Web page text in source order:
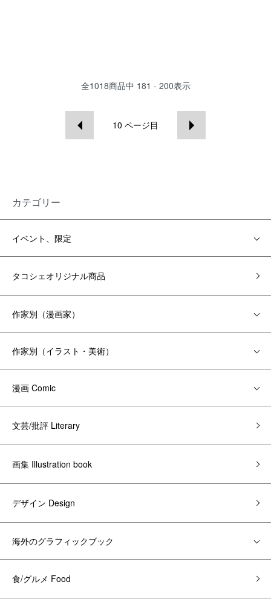
全1018商品中 181 - 200表示
10 ページ目
カテゴリー
イベント、限定
タコシェオリジナル商品
作家別（漫画家）
作家別（イラスト・美術）
漫画 Comic
文芸/批評 Literary
画集 Illustration book
デザイン Design
海外のグラフィックブック
食/グルメ Food